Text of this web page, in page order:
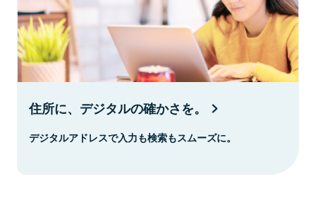
住所に、デジタルの確かさを。
デジタルアドレスで入力も検索もスムーズに。